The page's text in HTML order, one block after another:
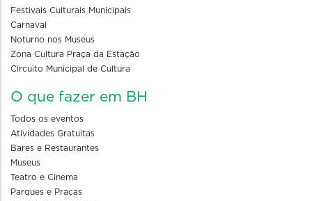
Festivais Culturais Municipais
Carnaval
Noturno nos Museus
Zona Cultura Praça da Estação
Circuito Municipal de Cultura
O que fazer em BH
Todos os eventos
Atividades Gratuitas
Bares e Restaurantes
Museus
Teatro e Cinema
Parques e Praças